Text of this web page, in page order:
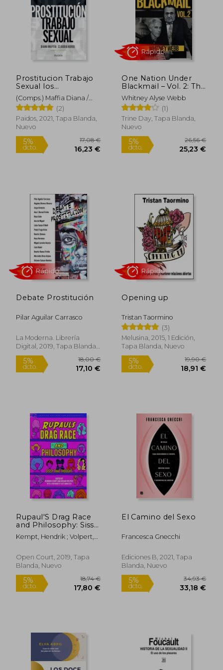
dcto. 10,40 €
Rápido
dcto.
5%
dcto.
39,20 €
37,24 €
5%
dcto.
Rápido
Prostitucion Trabajo
Sexual los
Protagonistas Hablan
(Comps.) Maffia Diana /
Korol Claudia(2)
Paidos, 2021, Tapa Blanda,
Nuevo
One Nation Under
Blackmail – Vol. 2: The
Sordid Union
Between Intelligence
and Organized Crime
That Gave Rise to
Jeffrey Epstein Vol. 2:
Whitney Alyse Webb
(1)
Trine Day, Tapa Blanda,
Nuevo
Debate Prostitución
Pilar Aguilar Carrasco
La Moderna. Librería
Digital, 2019, Tapa Blanda,
Nuevo
Opening up
Tristan Taormino
(3)
Melusina, 2015, 1 Edición,
Tapa Blanda, Nuevo
Rupaul'S Drag Race
and Philosophy: Sissy
That Thought: 129
(Popular Culture and
Inglés)
Kempt, Hendrik ; Volpert,
Open Court, 2019, Tapa
Blanda, Nuevo
El Camino del Sexo
Francesca Gnecchi
Ediciones B, 2021, Tapa
Blanda, Nuevo